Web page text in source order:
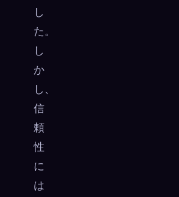
し
た。
し
か
し、
信
頼
性
に
は